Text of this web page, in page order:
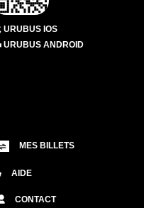
URUBUS IOS
URUBUS ANDROID
MES BILLETS
AIDE
CONTACT